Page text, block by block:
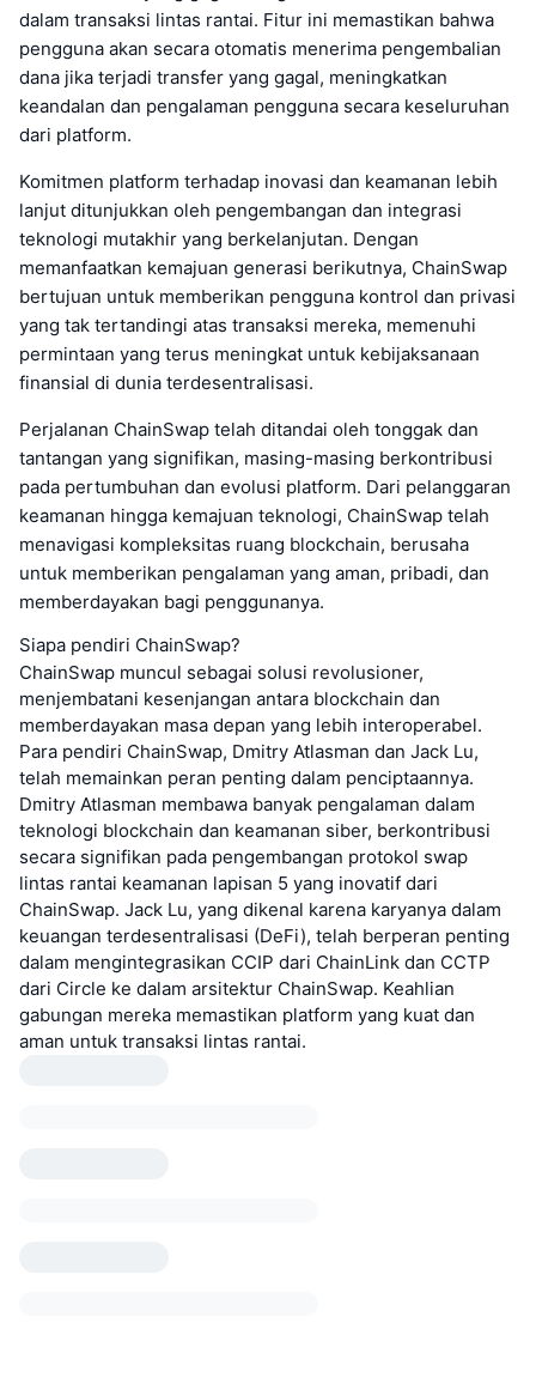
dalam transaksi lintas rantai. Fitur ini memastikan bahwa
pengguna akan secara otomatis menerima pengembalian
dana jika terjadi transfer yang gagal, meningkatkan
keandalan dan pengalaman pengguna secara keseluruhan
dari platform.
Komitmen platform terhadap inovasi dan keamanan lebih
lanjut ditunjukkan oleh pengembangan dan integrasi
teknologi mutakhir yang berkelanjutan. Dengan
memanfaatkan kemajuan generasi berikutnya, ChainSwap
bertujuan untuk memberikan pengguna kontrol dan privasi
yang tak tertandingi atas transaksi mereka, memenuhi
permintaan yang terus meningkat untuk kebijaksanaan
finansial di dunia terdesentralisasi.
Perjalanan ChainSwap telah ditandai oleh tonggak dan
tantangan yang signifikan, masing-masing berkontribusi
pada pertumbuhan dan evolusi platform. Dari pelanggaran
keamanan hingga kemajuan teknologi, ChainSwap telah
menavigasi kompleksitas ruang blockchain, berusaha
untuk memberikan pengalaman yang aman, pribadi, dan
memberdayakan bagi penggunanya.
Siapa pendiri ChainSwap?
ChainSwap muncul sebagai solusi revolusioner,
menjembatani kesenjangan antara blockchain dan
memberdayakan masa depan yang lebih interoperabel.
Para pendiri ChainSwap, Dmitry Atlasman dan Jack Lu,
telah memainkan peran penting dalam penciptaannya.
Dmitry Atlasman membawa banyak pengalaman dalam
teknologi blockchain dan keamanan siber, berkontribusi
secara signifikan pada pengembangan protokol swap
lintas rantai keamanan lapisan 5 yang inovatif dari
ChainSwap. Jack Lu, yang dikenal karena karyanya dalam
keuangan terdesentralisasi (DeFi), telah berperan penting
dalam mengintegrasikan CCIP dari ChainLink dan CCTP
dari Circle ke dalam arsitektur ChainSwap. Keahlian
gabungan mereka memastikan platform yang kuat dan
aman untuk transaksi lintas rantai.